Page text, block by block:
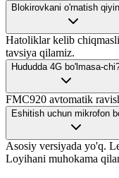
Blokirovkani o'rnatish
Hatoliklar kelib
tavsiya qilamiz.
Hududda 4G bo'lmasa-
FMC920 avtomatik
Eshitish uchun mikrofon
Asosiy versiyada yo'q.
Loyihani muhokama